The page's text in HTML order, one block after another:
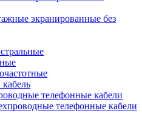
экранированные без
телефонные кабели
телефонные кабели